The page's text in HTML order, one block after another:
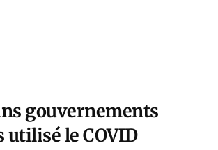
gouvernements
utilisé le COVID